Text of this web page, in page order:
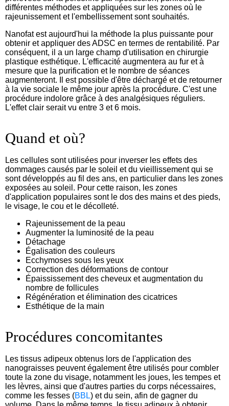
différentes méthodes et appliquées sur les zones où le
rajeunissement et l'embellissement sont souhaités.
Nanofat est aujourd'hui la méthode la plus puissante pour
obtenir et appliquer des ADSC en termes de rentabilité. Par
conséquent, il a un large champ d'utilisation en chirurgie
plastique esthétique. L'efficacité augmentera au fur et à
mesure que la purification et le nombre de séances
augmenteront. Il est possible d'être déchargé et de retourner
à la vie sociale le même jour après la procédure. C'est une
procédure indolore grâce à des analgésiques réguliers.
L'effet clair serait vu entre 3 et 6 mois.
Quand et où?
Les cellules sont utilisées pour inverser les effets des
dommages causés par le soleil et du vieillissement qui se
sont développés au fil des ans, en particulier dans les zones
exposées au soleil. Pour cette raison, les zones
d'application populaires sont le dos des mains et des pieds,
le visage, le cou et le décolleté.
Rajeunissement de la peau
Augmenter la luminosité de la peau
Détachage
Égalisation des couleurs
Ecchymoses sous les yeux
Correction des déformations de contour
Épaississement des cheveux et augmentation du
nombre de follicules
Régénération et élimination des cicatrices
Esthétique de la main
Procédures concomitantes
Les tissus adipeux obtenus lors de l'application des
nanograisses peuvent également être utilisés pour combler
toute la zone du visage, notamment les joues, les tempes et
les lèvres, ainsi que d'autres parties du corps nécessaires,
comme les fesses (BBL) et du sein, afin de gagner du